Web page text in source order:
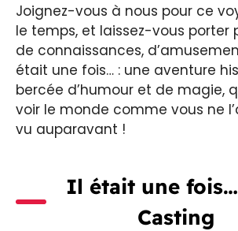
Joignez-vous à nous pour ce
le temps, et laissez-vous porter
de connaissances,
était une fois… : une aventure
bercée d’humour et de magie,
voir le monde comme vous ne
vu auparavant !
Il était une
Casting